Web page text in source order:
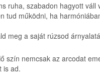
ruha, szabadon hagyott váll
tud működni, ha
meg a saját rúzsod
szín nemcsak az arcodat
is ad.